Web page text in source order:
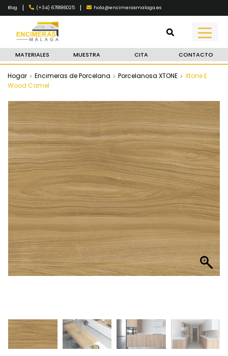
Blog | (+34) 678186025 | hola@encimerasmalaga.es
MATERIALES MUESTRA CITA CONTACTO
Hogar Encimeras de Porcelana Porcelanosa XTONE
Xtone E
Wood Camel